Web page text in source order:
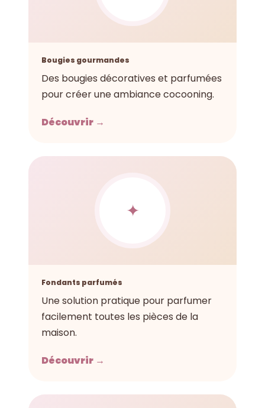
Bougies gourmandes
Des bougies décoratives et parfumées
pour créer une ambiance cocooning.
Découvrir →
✦
Fondants parfumés
Une solution pratique pour parfumer
facilement toutes les pièces de la
maison.
Découvrir →